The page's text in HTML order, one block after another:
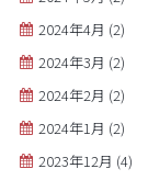
2024年4月 (2)
2024年3月 (2)
2024年2月 (2)
2024年1月 (2)
2023年12月 (4)